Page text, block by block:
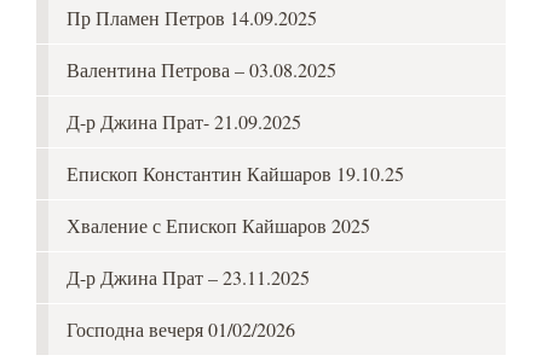
Пр Пламен Петров 14.09.2025
Валентина Петрова – 03.08.2025
Д-р Джина Прат- 21.09.2025
Епископ Константин Кайшаров 19.10.25
Хваление с Епископ Кайшаров 2025
Д-р Джина Прат – 23.11.2025
Господна вечеря 01/02/2026